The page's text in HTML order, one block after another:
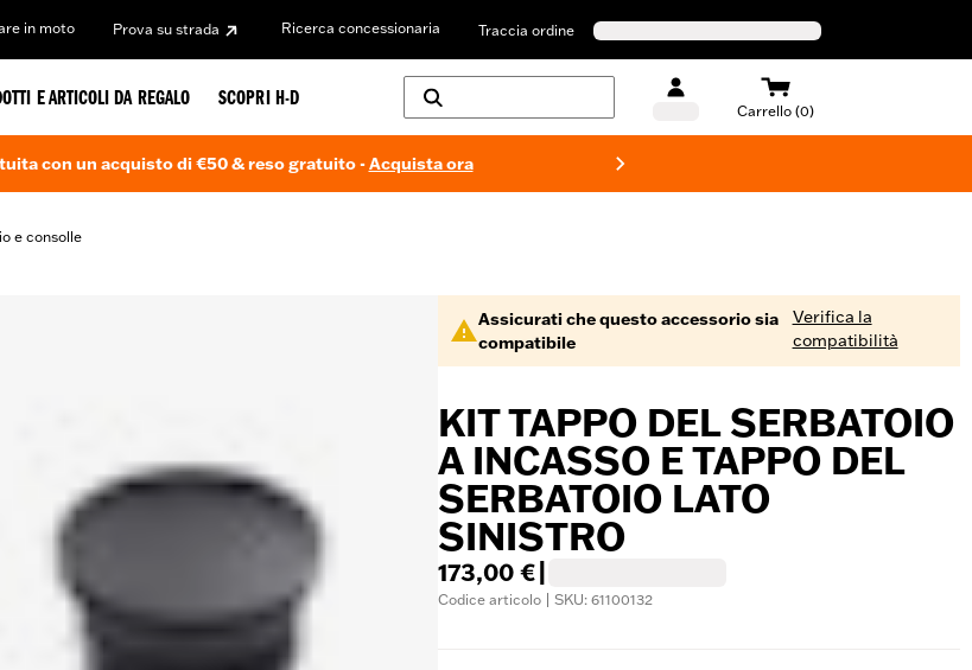
in moto Prova su strada Ricerca concessionaria Traccia ordine
E ARTICOLI DA REGALO SCOPRI H-D
Carrello (0)
con un acquisto di €50 & reso gratuito -Acquista ora
e consolle
Assicurati che questo accessorio sia
compatibile
Verifica la
compatibilità
KIT TAPPO DEL SERBATOIO
A INCASSO E TAPPO DEL
SERBATOIO LATO
SINISTRO
173,00 €
Codice articolo | SKU: 61100132